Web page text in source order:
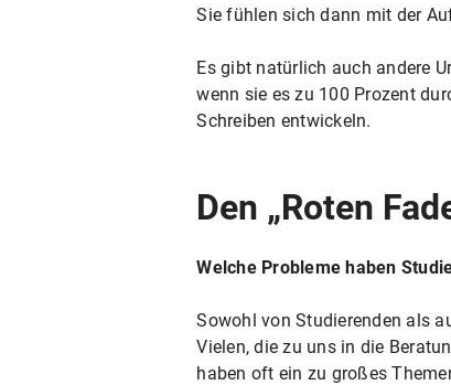
Sie fühlen sich dann mit der
Es gibt natürlich auch andere
wenn sie es zu 100 Prozent
Schreiben entwickeln.
Den „Roten
Welche Probleme haben
Sowohl von Studierenden als
Vielen, die zu uns in die
haben oft ein zu großes